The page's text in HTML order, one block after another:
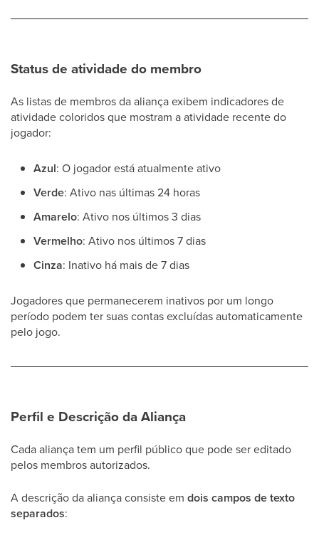
Status de atividade do membro
As listas de membros da aliança exibem indicadores de
atividade coloridos que mostram a atividade recente do
jogador:
Azul: O jogador está atualmente ativo
Verde: Ativo nas últimas 24 horas
Amarelo: Ativo nos últimos 3 dias
Vermelho: Ativo nos últimos 7 dias
Cinza: Inativo há mais de 7 dias
Jogadores que permanecerem inativos por um longo
período podem ter suas contas excluídas automaticamente
pelo jogo.
Perfil e Descrição da Aliança
Cada aliança tem um perfil público que pode ser editado
pelos membros autorizados.
A descrição da aliança consiste em dois campos de texto
separados: